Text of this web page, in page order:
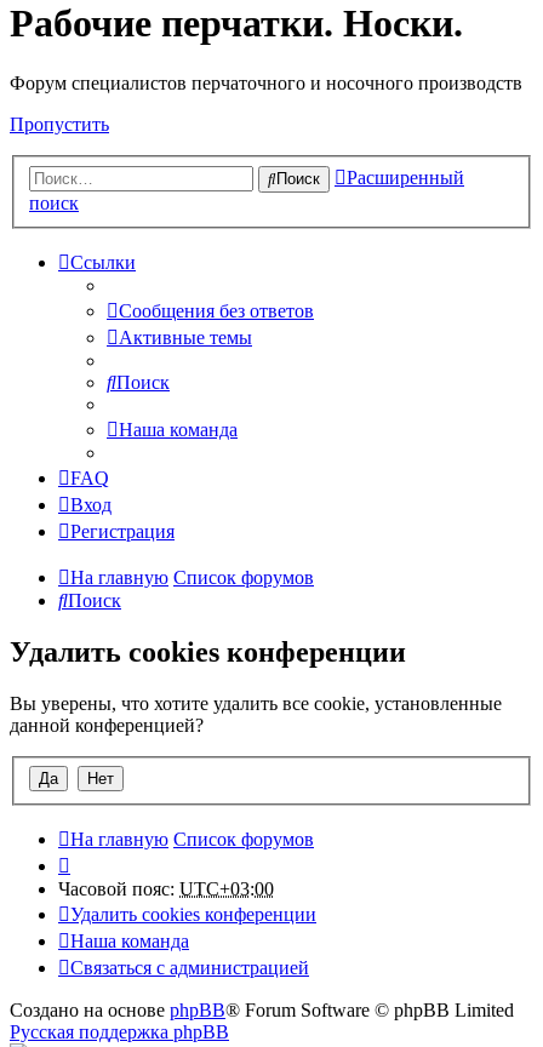
Рабочие перчатки. Носки.
Форум специалистов перчаточного и носочного производств
Пропустить
Поиск
Расширенный
поиск
Ссылки
Сообщения без ответов
Активные темы
Поиск
Наша команда
FAQ
Вход
Регистрация
На главную Список форумов
Поиск
Удалить cookies конференции
Вы уверены, что хотите удалить все cookie, установленные
данной конференцией?
На главную Список форумов
Часовой пояс: UTC+03:00
Удалить cookies конференции
Наша команда
Связаться с администрацией
Создано на основе phpBB® Forum Software © phpBB Limited
Русская поддержка phpBB